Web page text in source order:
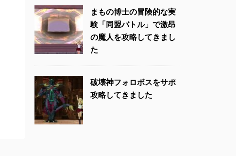
まもの博士の冒険的な実
験「同盟バトル」で激昂
の魔人を攻略してきまし
た
破壊神フォロボスをサポ
攻略してきました